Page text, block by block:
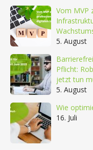
Vom MVP
5. August
Pflicht:
jetzt tun
5. August
Wie
16. Juli